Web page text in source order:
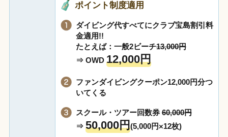
ポイント制度適用
ダイビング代すべてにクラブ宝島割引料
金適用!!
たとえば：一般2ビーチ13,000円
⇒ OWD 12,000円
ファンダイビングクーポン12,000円分つ
いてくる
スクール・ツアー回数券 60,000円
⇒ 50,000円(5,000円×12枚)